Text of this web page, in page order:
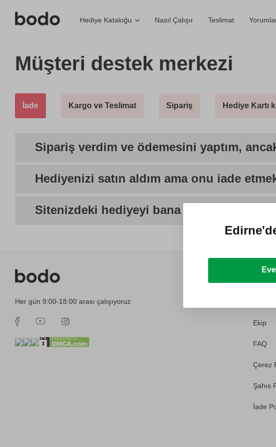
Hediye Kataloğu Nasıl Çalışır Teslimat
Müşteri destek merkezi
İade Kargo ve Teslimat Sipariş Hediye Kartı
Sipariş verdim ve ödemesini yaptım,
Hediyenizi satın aldım ama onu iade
Sitenizdeki hediyeyi bana hediye ettiler
Her gün 9:00-18:00 arası çalışıyoruz
Ekip
FAQ
Çerez
Şahıs
İade